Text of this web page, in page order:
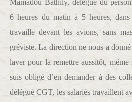
Mamadou Bathily, délégué du
6 heures du matin à 5 heures,
travaille devant les avions, sans
gréviste. La direction ne nous a
laver pour la remettre aussitôt,
suis obligé d’en demander à des
délégué CGT, les salariés travaillent